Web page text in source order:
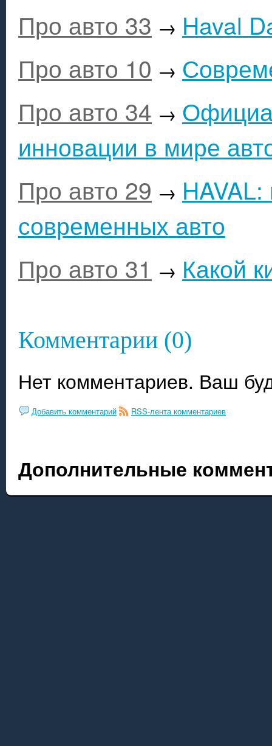
Про авто 33 → Haval
Про авто 10 →
Про авто 34 →
инновации в мире
Про авто 29 →
современных авто
Про авто 31 → Какой
Комментарии (0)
Нет комментариев. Ваш
Добавить комментарий RSS-лента комментариев
Дополнительные